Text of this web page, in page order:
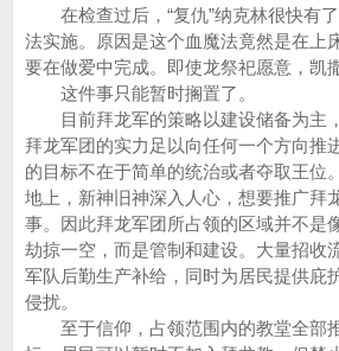
在检查过后，“复仇”纳克林很快有
法实施。原因是这个血魔法竟然是在上
要在做爱中完成。即使龙祭祀愿意，凯
这件事只能暂时搁置了。
目前拜龙军的策略以建设储备为主
拜龙军团的实力足以向任何一个方向推
的目标不在于简单的统治或者夺取王位
地上，新神旧神深入人心，想要推广拜
事。因此拜龙军团所占领的区域并不是
劫掠一空，而是管制和建设。大量招收
军队后勤生产补给，同时为居民提供庇
侵扰。
至于信仰，占领范围内的教堂全部